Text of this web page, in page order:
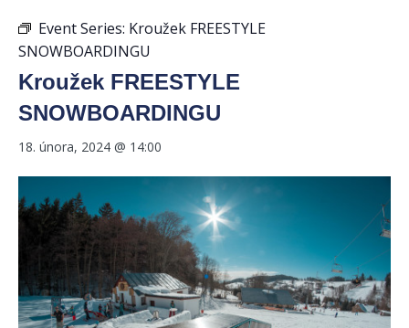
Event Series: Kroužek FREESTYLE
SNOWBOARDINGU
Kroužek FREESTYLE
SNOWBOARDINGU
18. února, 2024 @ 14:00